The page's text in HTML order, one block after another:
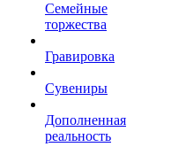
Семейные
торжества
Гравировка
Сувениры
Дополненная
реальность